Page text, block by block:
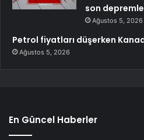
son
Ağustos 5, 2026
Petrol fiyatları düşerken
Ağustos 5, 2026
En Güncel Haberler